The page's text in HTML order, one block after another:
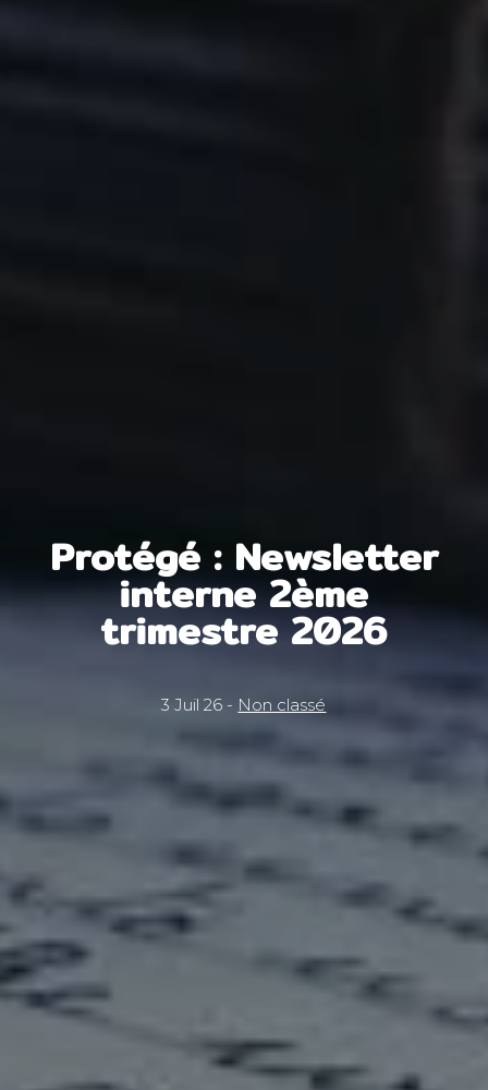
Protégé : Newsletter
interne 2ème
trimestre 2026
3 Juil 26 - Non classé